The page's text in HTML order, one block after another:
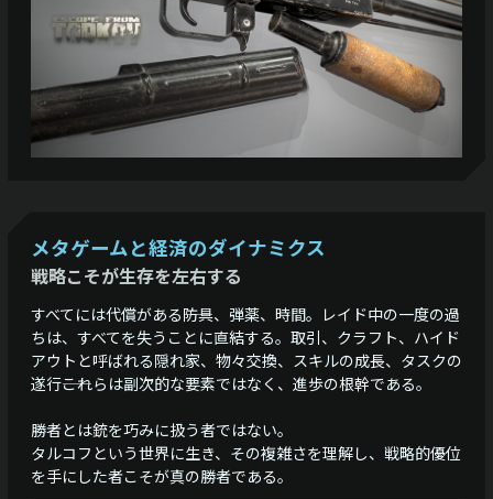
メタゲームと経済のダイナミクス
戦略こそが生存を左右する
すべてには代償がある――防具、弾薬、時間。レイド中の一度の過
ちは、すべてを失うことに直結する。取引、クラフト、ハイド
アウトと呼ばれる隠れ家、物々交換、スキルの成長、タスクの
遂行――これらは副次的な要素ではなく、進歩の根幹である。
勝者とは銃を巧みに扱う者ではない。
タルコフという世界に生き、その複雑さを理解し、戦略的優位
を手にした者こそが真の勝者である。